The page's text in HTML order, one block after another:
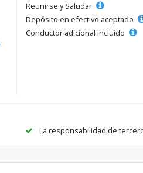
Reunirse y Saludar
Depósito en efectivo aceptado
Conductor adicional incluido
La responsabilidad de